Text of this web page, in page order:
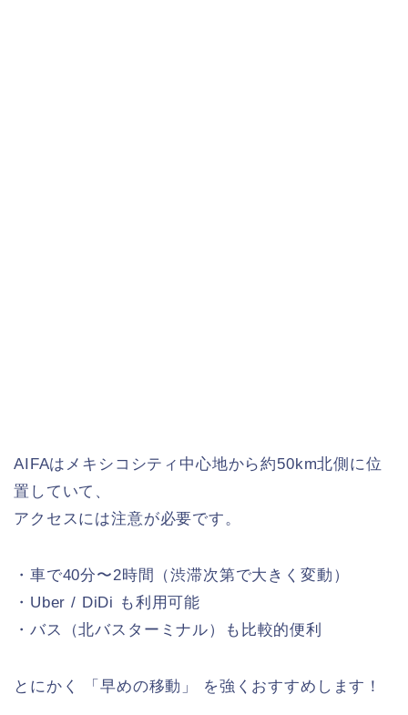
AIFAはメキシコシティ中心地から約50km北側に位
置していて、
アクセスには注意が必要です。
・車で40分〜2時間（渋滞次第で大きく変動）
・Uber / DiDi も利用可能
・バス（北バスターミナル）も比較的便利
とにかく 「早めの移動」 を強くおすすめします！